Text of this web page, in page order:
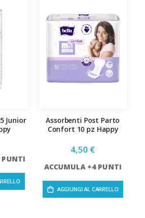
Junior
PUNTI
Assorbenti Post Parto
Confort 10 pz Happy
4,50 €
ACCUMULA +4 PUNTI
AGGIUNGI AL CARRELLO